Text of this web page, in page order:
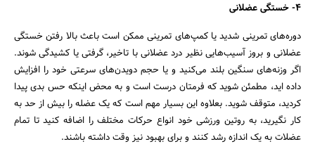
۴- خستگی عضلانی
دوره‌های تمرینی شدید یا کمپ‌های تمرینی ممکن است باعث بالا رفتن خستگی
عضلانی و بروز آسیب‌هایی نظیر درد عضلانی با تاخیر، گرفتی یا کشیدگی شوند.
اگر وزنه‌های سنگین بلند می‌کنید و یا حجم دویدن‌های سرعتی خود را افزایش
داده اید، مطمئن شوید که فرمتان درست است و به محض اینکه حس بدی پیدا
کردید، متوقف شوید. بعلاوه این بسیار مهم است که یک عضله را بیش از حد به
کار نگیرید، به روتین ورزشی خود انواع حرکات مختلف را اضافه کنید تا تمام
عضلات به یک اندازه رشد کنند و برای بهبود نیز وقت داشته باشند.